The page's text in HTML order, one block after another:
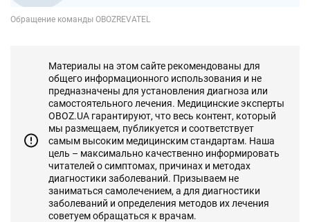
Материалы на этом сайте рекомендованы для
общего информационного использования и не
предназначены для установления диагноза или
самостоятельного лечения. Медицинские эксперты
OBOZ.UA гарантируют, что весь контент, который
мы размещаем, публикуется и соответствует
самым высоким медицинским стандартам. Наша
цель – максимально качественно информировать
читателей о симптомах, причинах и методах
диагностики заболеваний. Призываем не
заниматься самолечением, а для диагностики
заболеваний и определения методов их лечения
советуем обращаться к врачам.